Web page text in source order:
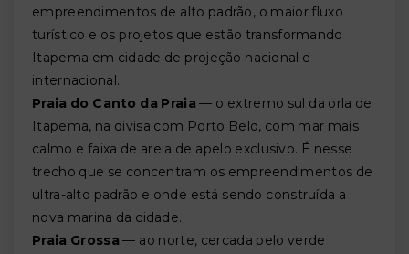
empreendimentos de alto padrão, o maior fluxo
turístico e os projetos que estão transformando
Itapema em cidade de projeção nacional e
internacional.
Praia do Canto da Praia — o extremo sul da orla de
Itapema, na divisa com Porto Belo, com mar mais
calmo e faixa de areia de apelo exclusivo. É nesse
trecho que se concentram os empreendimentos de
ultra-alto padrão e onde está sendo construída a
nova marina da cidade.
Praia Grossa — ao norte, cercada pelo verde